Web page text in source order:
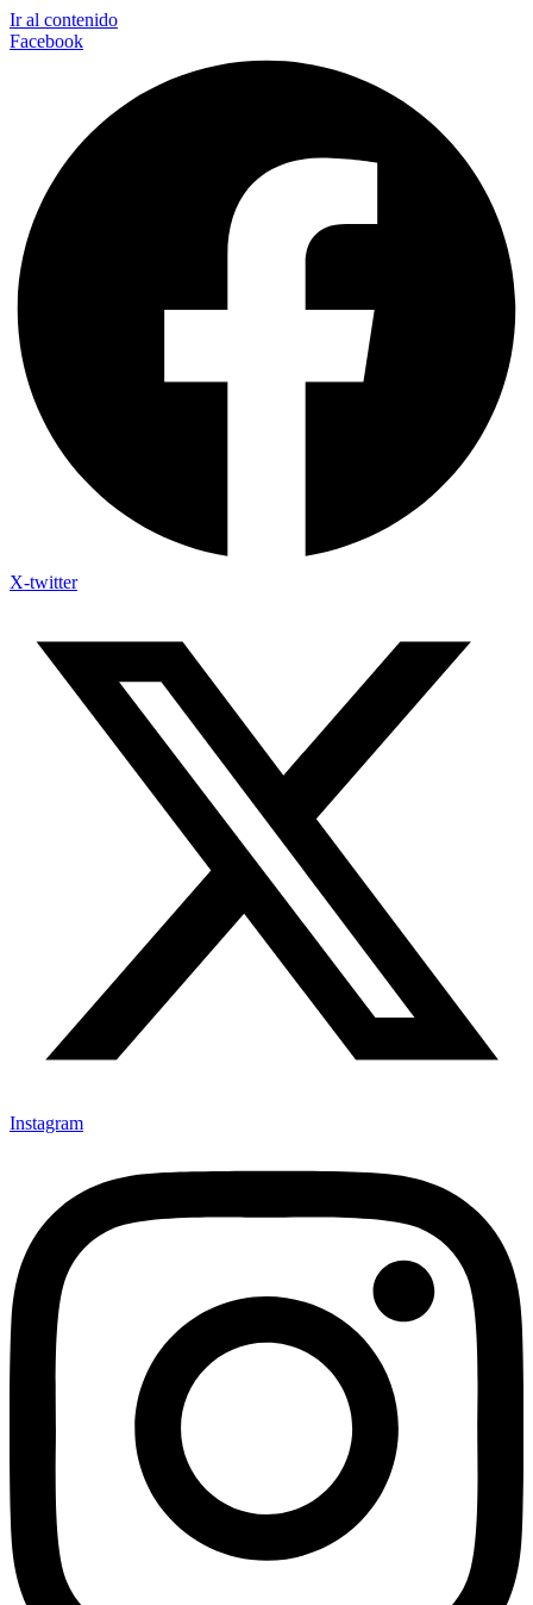
Ir al contenido
Facebook
X-twitter
Instagram